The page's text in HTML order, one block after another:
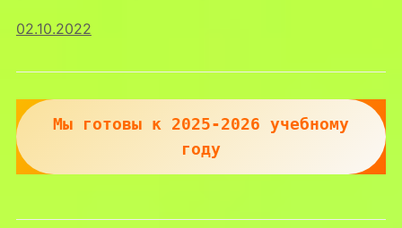
02.10.2022
Мы готовы к 2025-2026 учебному
году